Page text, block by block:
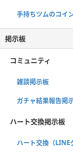
手持ちツムのコイ
掲示板
コミュニティ
雑談掲示板
ガチャ結果報告掲
ハート交換掲示板
ハート交換（LINE